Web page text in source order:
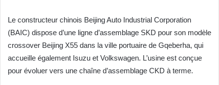
Le constructeur chinois Beijing Auto Industrial Corporation
(BAIC) dispose d’une ligne d’assemblage SKD pour son modèle
crossover Beijing X55 dans la ville portuaire de Gqeberha, qui
accueille également Isuzu et Volkswagen. L’usine est conçue
pour évoluer vers une chaîne d’assemblage CKD à terme.